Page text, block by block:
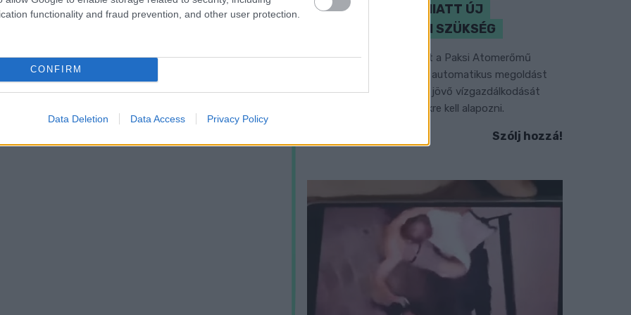
functionality and fraud prevention, and other user protection.
CONFIRM
Data Deletion Data Access Privacy Policy
KLÍMAVÁLTOZÁS MIATT ÚJ
SZEMLÉLETRE VAN SZÜKSÉG
A BME vízmérnöke szerint a Paksi Atomerőmű
helyzetére sem jelentene automatikus megoldást
egy új dunai vízlépcső - a jövő vízgazdálkodását
pedig már a klímamodellekre kell alapozni.
Szólj hozzá!